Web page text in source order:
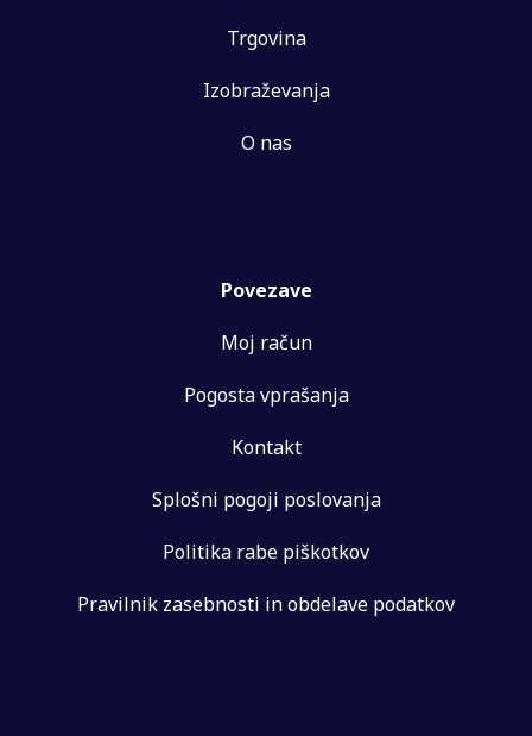
Trgovina
Izobraževanja
O nas
Povezave
Moj račun
Pogosta vprašanja
Kontakt
Splošni pogoji poslovanja
Politika rabe piškotkov
Pravilnik zasebnosti in obdelave podatkov